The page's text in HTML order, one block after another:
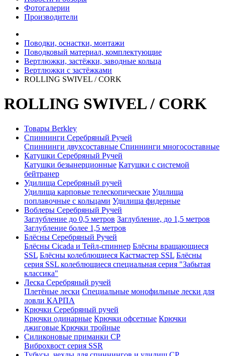
Фотогалерии
Производители
Поводки, оснастки, монтажи
Поводковый материал, комплектующие
Вертлюжки, застёжки, заводные кольца
Вертлюжки с застёжками
ROLLING SWIVEL / CORK
ROLLING SWIVEL / CORK
Товары Berkley
Спиннинги Серебряный Ручей
Спиннинги двухсоставные Спиннинги многосоставные
Катушки Серебряный Ручей
Катушки безынерционные Катушки с системой
бейтранер
Удилища Серебряный ручей
Удилища карповые телескопические Удилища
поплавочные с кольцами Удилища фидерные
Воблеры Серебряный Ручей
Заглубление до 0,5 метров Заглубление, до 1,5 метров
Заглубление более 1,5 метров
Блёсны Серебряный Ручей
Блёсны Cicada и Тейл-спиннер Блёсны вращающиеся
SSL Блёсны колеблющиеся Кастмастер SSL Блёсны
серия SSL колеблющиеся специальная серия "Забытая
классика"
Леска Серебряный ручей
Плетёные лески Специальные монофильные лески для
ловли КАРПА
Крючки Серебряный ручей
Крючки одинарные Крючки офсетные Крючки
джиговые Крючки тройные
Силиконовые приманки СР
Виброхвост серия SSR